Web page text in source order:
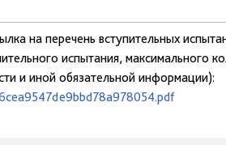
на перечень вступительных
испытания, максимального
и иной обязательной информации):